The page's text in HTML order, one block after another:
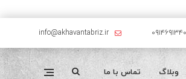
info@akhavantabriz.ir
وبلاگ تماس با ما